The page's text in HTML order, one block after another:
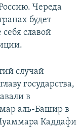
Череда
будет
славой
случай
государства,
в
аль-Башир в
Каддафи